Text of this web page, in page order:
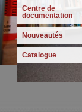
Centre de
documentation
Nouveautés
Catalogue